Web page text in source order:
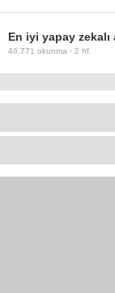
En iyi yapay zekalı
46.771 okunma · 2 hf.